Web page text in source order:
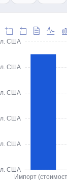
США
США
США
США
США
США
Импорт